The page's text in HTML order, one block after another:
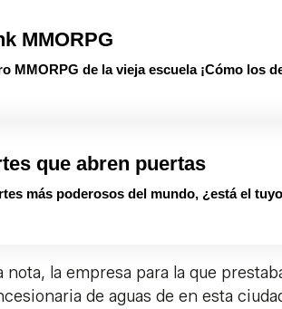
MMORPG
MMORPG de la vieja escuela ¡Cómo los
que abren puertas
más poderosos del mundo, ¿está el
nota, la empresa para la que
de aguas de en esta